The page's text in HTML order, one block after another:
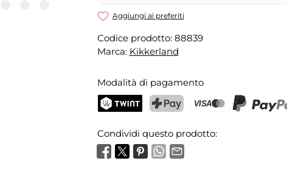
Aggiungi ai preferiti
Codice prodotto: 88839
Marca: Kikkerland
Modalità di pagamento
Condividi questo prodotto: